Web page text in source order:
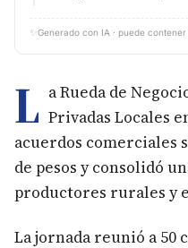
✨ Generado con IA · puede
L a Rueda de
Privadas Locales
acuerdos comerciales
de pesos y consolidó
productores rurales y
La jornada reunió a 50